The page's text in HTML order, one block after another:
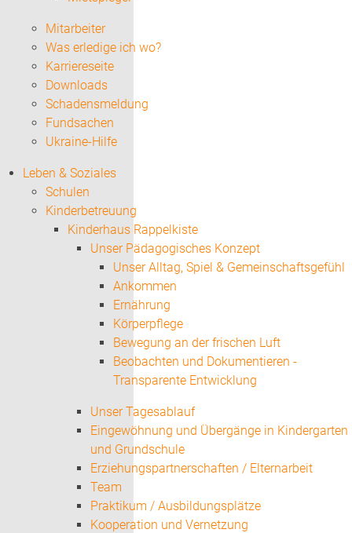
Mitarbeiter
Was erledige ich wo?
Karriereseite
Downloads
Schadensmeldung
Fundsachen
Ukraine-Hilfe
Leben & Soziales
Schulen
Kinderbetreuung
Kinderhaus Rappelkiste
Unser Pädagogisches Konzept
Unser Alltag, Spiel & Gemeinschaftsgefühl
Ankommen
Ernährung
Körperpflege
Bewegung an der frischen Luft
Beobachten und Dokumentieren -
Transparente Entwicklung
Unser Tagesablauf
Eingewöhnung und Übergänge in Kindergarten
und Grundschule
Erziehungspartnerschaften / Elternarbeit
Team
Praktikum / Ausbildungsplätze
Kooperation und Vernetzung